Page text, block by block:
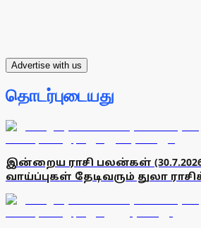
Advertise with us
தொடர்புடையது
இன்றைய ராசி பலன்கள்
வாய்ப்புகள் தேடிவரும் துலா